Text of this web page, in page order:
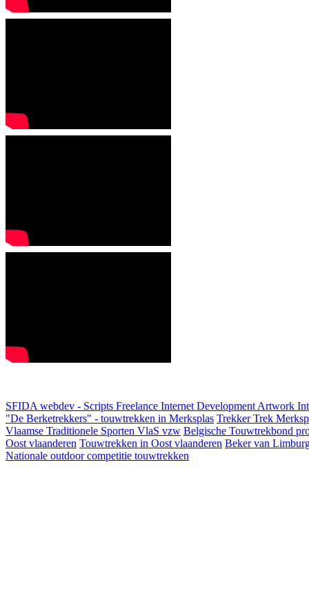
SFIDA webdev - Scripts Freelance Internet Development Artwork
"De Berketrekkers" - touwtrekken in Merksplas Trekker Trek
Vlaamse Traditionele Sporten VlaS vzw Belgische Touwtrekbond
Oost vlaanderen Touwtrekken in Oost vlaanderen Beker van
Nationale outdoor competitie touwtrekken